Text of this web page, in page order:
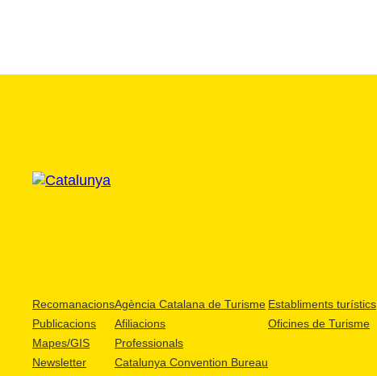
Recomanacions
Publicacions
Mapes/GIS
Newsletter
Agència Catalana de Turisme
Afiliacions
Professionals
Catalunya Convention Bureau
Establiments turístics
Oficines de Turisme